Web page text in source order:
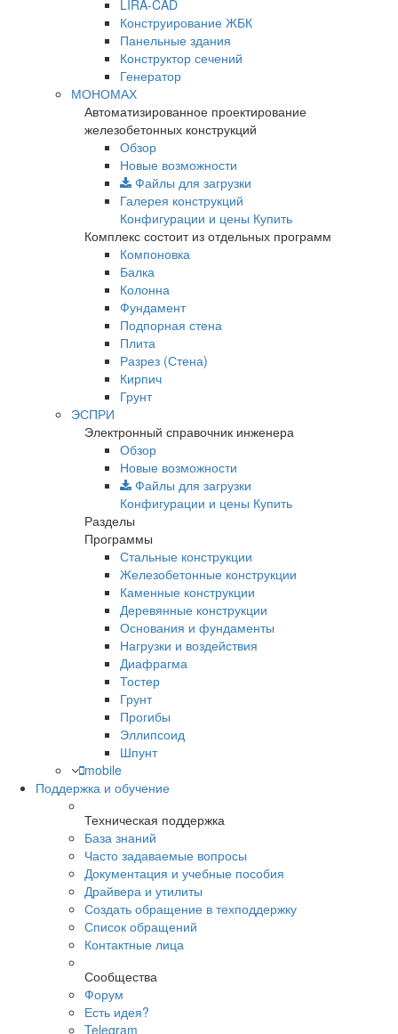
LIRA-CAD
Конструирование ЖБК
Панельные здания
Конструктор сечений
Генератор
МОНОМАХ
Автоматизированное проектирование
железобетонных конструкций
Обзор
Новые возможности
Файлы для загрузки
Галерея конструкций
Конфигурации и цены Купить
Комплекс состоит из отдельных программ
Компоновка
Балка
Колонна
Фундамент
Подпорная стена
Плита
Разрез (Стена)
Кирпич
Грунт
ЭСПРИ
Электронный справочник инженера
Обзор
Новые возможности
Файлы для загрузки
Конфигурации и цены Купить
Разделы
Программы
Стальные конструкции
Железобетонные конструкции
Каменные конструкции
Деревянные конструкции
Основания и фундаменты
Нагрузки и воздействия
Диафрагма
Тостер
Грунт
Прогибы
Эллипсоид
Шпунт
mobile
Поддержка и обучение
Техническая поддержка
База знаний
Часто задаваемые вопросы
Документация и учебные пособия
Драйвера и утилиты
Создать обращение в техподдержку
Список обращений
Контактные лица
Сообщества
Форум
Есть идея?
Telegram